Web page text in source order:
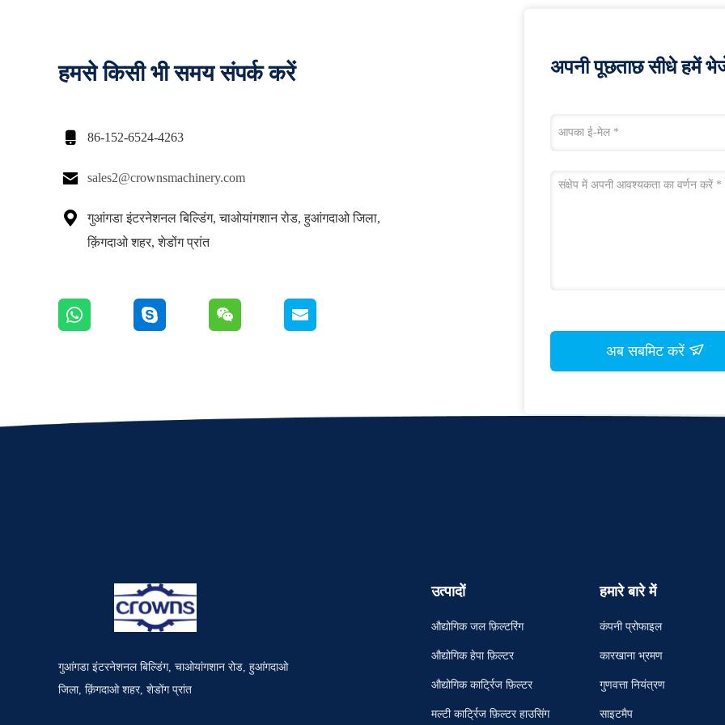
हमसे किसी भी समय संपर्क करें
 86-152-6524-4263
 sales2@crownsmachinery.com

गुआंगडा इंटरनेशनल बिल्डिंग, चाओयांगशान रोड, हुआंगदाओ जिला,
क़िंगदाओ शहर, शेडोंग प्रांत
अपनी पूछताछ सीधे हमें
अब सबमिट करें
गुआंगडा इंटरनेशनल बिल्डिंग, चाओयांगशान रोड, हुआंगदाओ
जिला, क़िंगदाओ शहर, शेडोंग प्रांत
उत्पादों
औद्योगिक जल फ़िल्टरिंग
औद्योगिक हेपा फ़िल्टर
औद्योगिक कार्ट्रिज फ़िल्टर
मल्टी कार्ट्रिज फ़िल्टर हाउसिंग
हमारे बारे में
कंपनी प्रोफाइल
कारखाना भ्रमण
गुणवत्ता नियंत्रण
साइटमैप